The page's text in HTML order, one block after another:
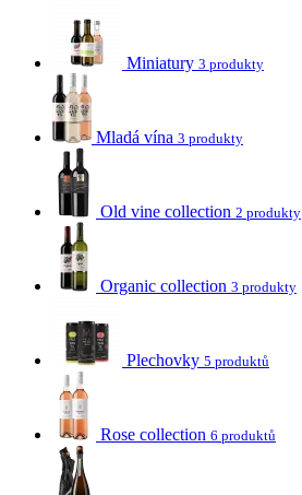
Miniatury 3 produkty
Mladá vína 3 produkty
Old vine collection 2 produkty
Organic collection 3 produkty
Plechovky 5 produktů
Rose collection 6 produktů